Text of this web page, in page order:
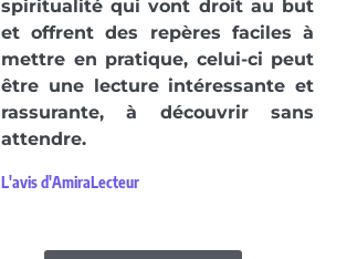
spiritualité qui vont droit au but
et offrent des repères faciles à
mettre en pratique, celui-ci peut
être une lecture intéressante et
rassurante, à découvrir sans
attendre.
L'avis d'AmiraLecteur